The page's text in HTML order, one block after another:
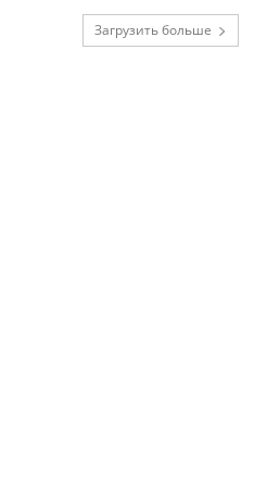
Загрузить больше